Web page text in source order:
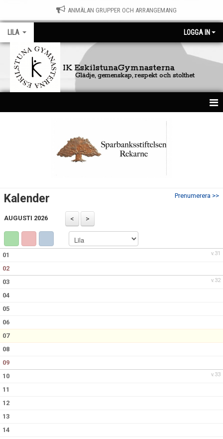
ANMÄLAN GRUPPER OCH ARRANGEMANG
LILA LOGGA IN
IK EskilstunaGymnasterna
Glädje, gemenskap, respekt och stolthet
KONTAKT
Prenumerera >>
Kalender
AUGUSTI 2026
v.31
01
02
v.32
03
04
05
06
07
08
09
v.33
10
11
12
13
14